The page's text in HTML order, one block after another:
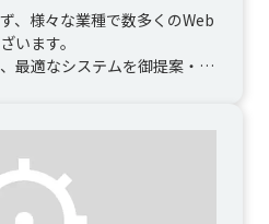
、様々な業種で数多くのWeb
います。
最適なシステムを御提案・開